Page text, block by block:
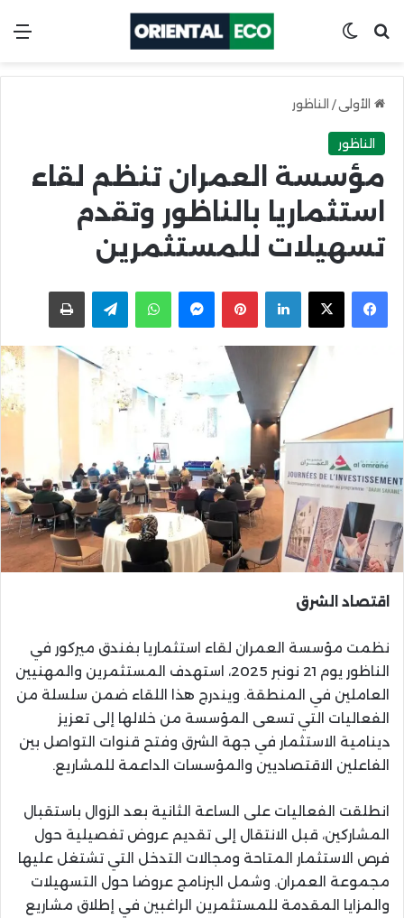
ابحث عنSwitch skin
الأولى / الناظور
الناظور
مؤسسة العمران تنظم لقاء
استثماريا بالناظور وتقدم
تسهيلات للمستثمرين
Facebook
X
LinkedIn
Pinterest
Messenger
WhatsApp
Telegramاطبعها
اقتصاد الشرق
نظمت مؤسسة العمران لقاء استثماريا بفندق ميركور في
الناظور يوم 21 نونبر 2025، استهدف المستثمرين والمهنيين
العاملين في المنطقة. ويندرج هذا اللقاء ضمن سلسلة من
الفعاليات التي تسعى المؤسسة من خلالها إلى تعزيز
دينامية الاستثمار في جهة الشرق وفتح قنوات التواصل بين
الفاعلين الاقتصاديين والمؤسسات الداعمة للمشاريع.
انطلقت الفعاليات على الساعة الثانية بعد الزوال باستقبال
المشاركين، قبل الانتقال إلى تقديم عروض تفصيلية حول
فرص الاستثمار المتاحة ومجالات التدخل التي تشتغل عليها
مجموعة العمران. وشمل البرنامج عروضا حول التسهيلات
والمزايا المقدمة للمستثمرين الراغبين في إطلاق مشاريع